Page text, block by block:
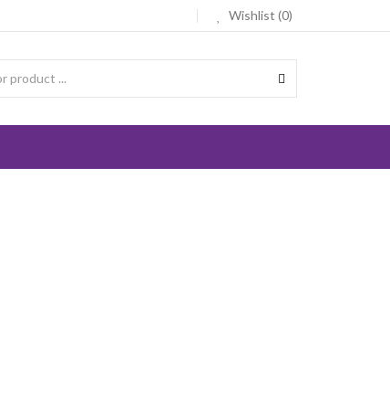
Wishlist (0)